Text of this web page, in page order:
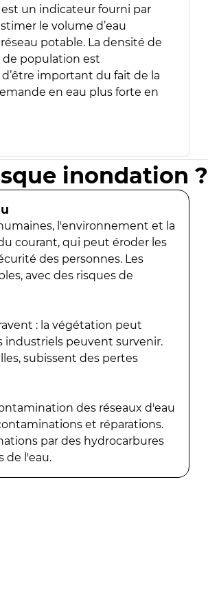
est un indicateur fourni par
le volume d’eau
potable. La densité de
de population est
important du fait de la
en eau plus forte en
inondation ?
l'environnement et la
courant, qui peut éroder les
des personnes. Les
avec des risques de
: la végétation peut
industriels peuvent survenir.
subissent des pertes
des réseaux d'eau
et réparations.
par des hydrocarbures
de l'eau.